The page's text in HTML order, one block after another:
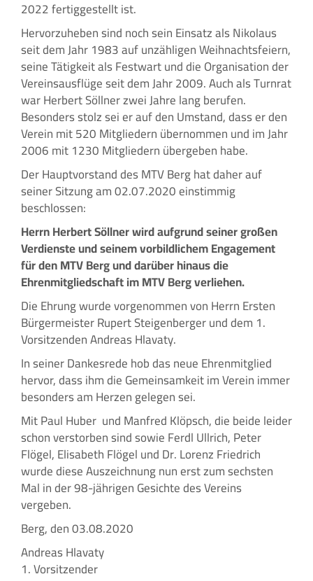
2022 fertiggestellt ist.
Hervorzuheben sind noch sein Einsatz als Nikolaus
seit dem Jahr 1983 auf unzähligen Weihnachtsfeiern,
seine Tätigkeit als Festwart und die Organisation der
Vereinsausflüge seit dem Jahr 2009. Auch als Turnrat
war Herbert Söllner zwei Jahre lang berufen.
Besonders stolz sei er auf den Umstand, dass er den
Verein mit 520 Mitgliedern übernommen und im Jahr
2006 mit 1230 Mitgliedern übergeben habe.
Der Hauptvorstand des MTV Berg hat daher auf
seiner Sitzung am 02.07.2020 einstimmig
beschlossen:
Herrn Herbert Söllner wird aufgrund seiner großen
Verdienste und seinem vorbildlichem Engagement
für den MTV Berg und darüber hinaus die
Ehrenmitgliedschaft im MTV Berg verliehen.
Die Ehrung wurde vorgenommen von Herrn Ersten
Bürgermeister Rupert Steigenberger und dem 1.
Vorsitzenden Andreas Hlavaty.
In seiner Dankesrede hob das neue Ehrenmitglied
hervor, dass ihm die Gemeinsamkeit im Verein immer
besonders am Herzen gelegen sei.
Mit Paul Huber und Manfred Klöpsch, die beide leider
schon verstorben sind sowie Ferdl Ullrich, Peter
Flögel, Elisabeth Flögel und Dr. Lorenz Friedrich
wurde diese Auszeichnung nun erst zum sechsten
Mal in der 98-jährigen Gesichte des Vereins
vergeben.
Berg, den 03.08.2020
Andreas Hlavaty
1. Vorsitzender